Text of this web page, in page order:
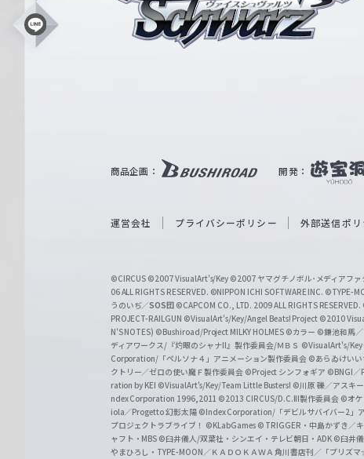
L
ス
W
i
c
h
w
a
r
z
商品企画： 開発：
運営会社 プライバシーポリシー 外部送信ポリ
©CIRCUS ©2007 VisualArt's/Key ©2007 ヤマグチノボル･メディアフ
06 ALL RIGHTS RESERVED. ©NIPPON ICHI SOFTWARE INC. ©TYPE-
うのいぢ／SOS団 ©CAPCOM CO., LTD. 2009 ALL RIGHTS RESERVED.
PROJECT-RAILGUN ©VisualArt's/Key/Angel Beats! Project ©2010
N'S NOTES) ©Bushiroad/Project MILKY HOLMES ©カラー ©鎌池和馬／
ディアワークス/『灼眼のシャナII』製作委員会/ＭＢＳ ©VisualArt's/Key
Corporation/「ペルソナ４」アニメーション製作委員会 ©あらゐけいい
クトリー／ゼロの使い魔Ｆ製作委員会 ©Project シンフォギア ©BNGI／
ration by KEI ©VisualArt's/Key/Team Little Busters! ©川原 礫／アスキ
ndex Corporation 1996,2011 ©2013 CIRCUS/D.C.III製作委員会 ©オケ
iola／Progetto 幻影太陽 ©Index Corporation/「デビルサバイバー2」
プロジェクトラブライブ！ ©KLabGames © TRIGGER・中島かずき／
ャフト・MBS ©臼井儀人/双葉社・シンエイ・テレビ朝日・ADK ©臼井
やまひろし・TYPE-MOON／ＫＡＤＯＫＡＷＡ 角川書店刊／「プリズ